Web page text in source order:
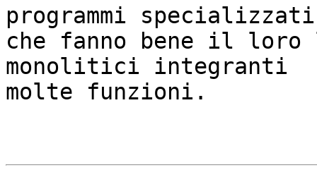
programmi
che fanno bene il loro
monolitici integranti
molte funzioni.